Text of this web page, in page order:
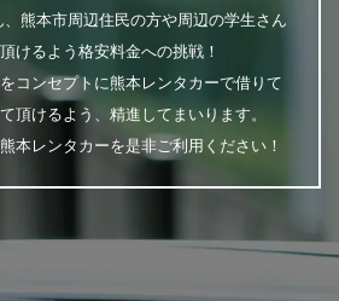
熊本市周辺住民の方や周辺の学生さん
けるよう格安料金への挑戦！
コンセプトに熊本レンタカーで借りて
頂けるよう、精進してまいります。
本レンタカーを是非ご利用ください！